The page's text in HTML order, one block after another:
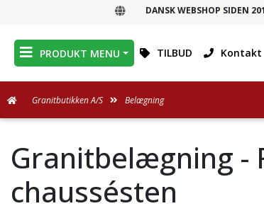
Granitbelægning -
chaussésten
DANSK WEBSHOP
DANSK WEBSHOP SIDEN
PRODUKT MENU TILBUD Kontakt
Granitbutikken A/S Belægning